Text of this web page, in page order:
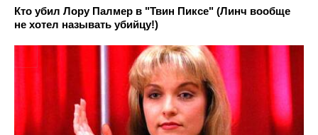
Кто убил Лору Палмер в "Твин Пиксе" (Линч вообще
не хотел называть убийцу!)